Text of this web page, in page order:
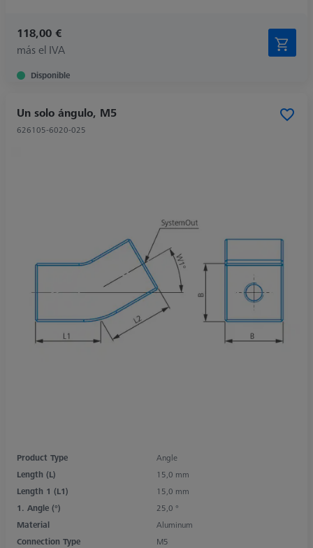
118,00 €
más el IVA
Disponible
Un solo ángulo, M5
626105-6020-025
Product Type
Angle
Length (L)
15,0 mm
Length 1 (L1)
15,0 mm
1. Angle (°)
25,0 °
Material
Aluminum
Connection Type
M5